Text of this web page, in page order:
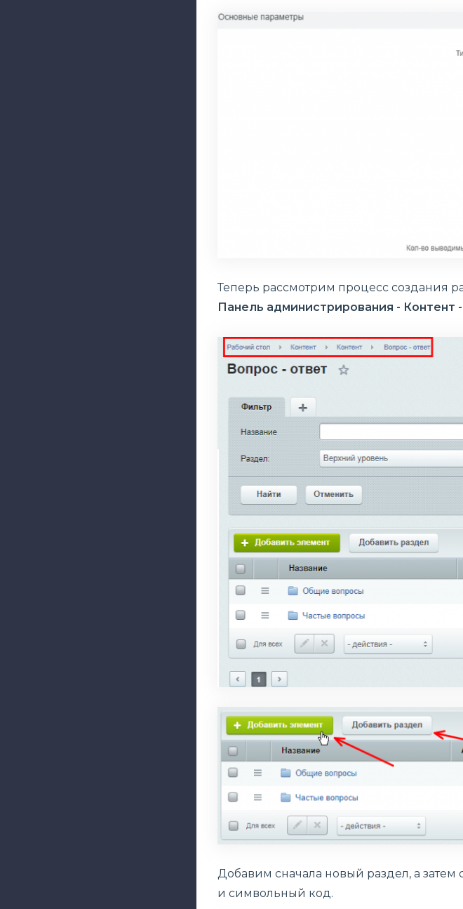
Теперь рассмотрим процесс создания
Панель администрирования - Контент
Добавим сначала новый раздел, а затем
и символьный код.